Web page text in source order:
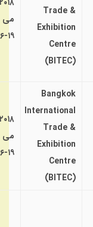
Trade &
Exhibition
Centre
(BITEC)
می
۱۹-۱۶
Bangkok
International
Trade &
Exhibition
Centre
(BITEC)
۲۰۱۸
می
۱۹-۱۶